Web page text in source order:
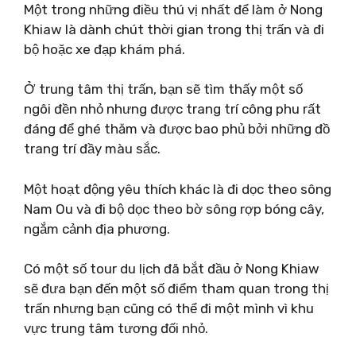
Một trong những điều thú vị nhất để làm ở Nong
Khiaw là dành chút thời gian trong thị trấn và đi
bộ hoặc xe đạp khám phá.
Ở trung tâm thị trấn, bạn sẽ tìm thấy một số
ngôi đền nhỏ nhưng được trang trí công phu rất
đáng để ghé thăm và được bao phủ bởi những đồ
trang trí đầy màu sắc.
Một hoạt động yêu thích khác là đi dọc theo sông
Nam Ou và đi bộ dọc theo bờ sông rợp bóng cây,
ngắm cảnh địa phương.
Có một số tour du lịch đã bắt đầu ở Nong Khiaw
sẽ đưa bạn đến một số điểm tham quan trong thị
trấn nhưng bạn cũng có thể đi một mình vì khu
vực trung tâm tương đối nhỏ.